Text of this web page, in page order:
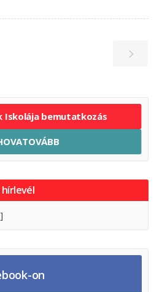
Iskolája bemutatkozás
hírlevél
on